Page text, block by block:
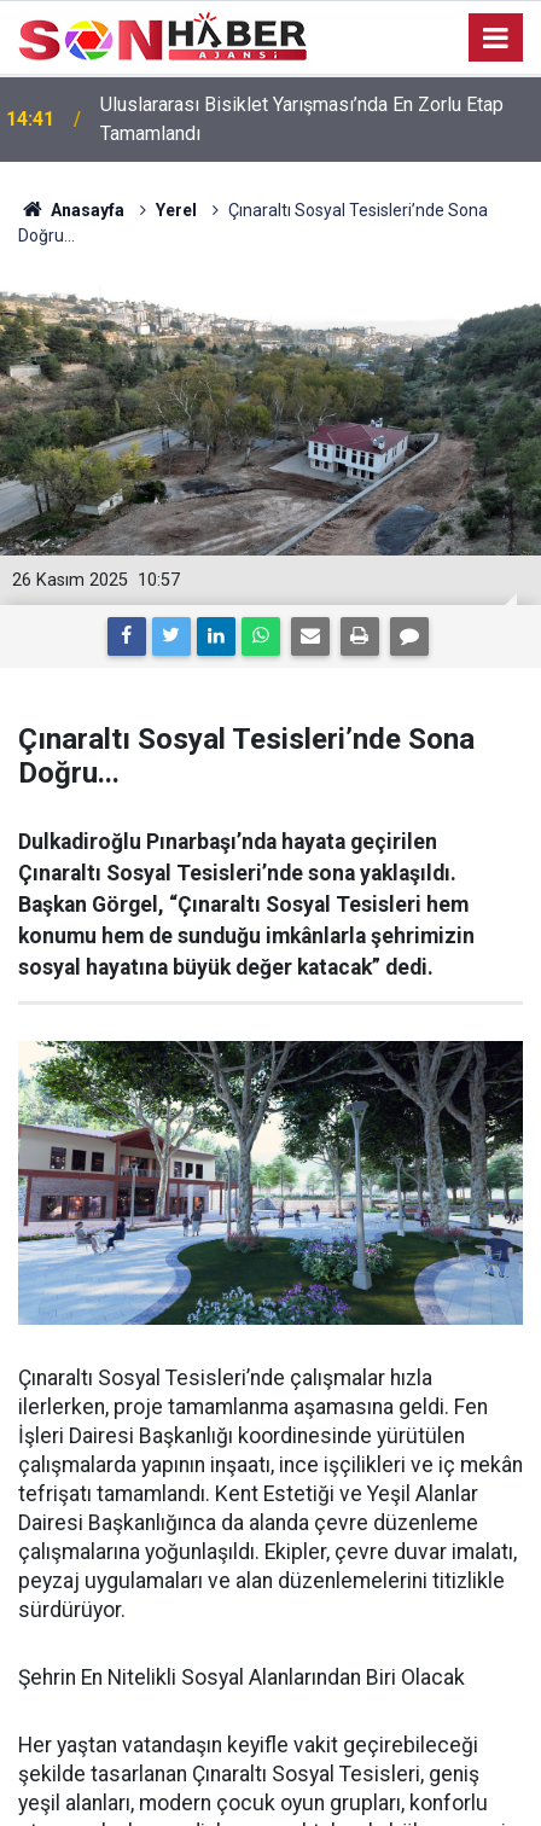
14:41
Uluslararası Bisiklet Yarışması’nda En Zorlu Etap
Tamamlandı
Anasayfa Yerel
Çınaraltı Sosyal Tesisleri’nde Sona
Doğru...
10:57
26 Kasım 2025
Çınaraltı Sosyal Tesisleri’nde Sona
Doğru...
Dulkadiroğlu Pınarbaşı’nda hayata geçirilen
Çınaraltı Sosyal Tesisleri’nde sona yaklaşıldı.
Başkan Görgel, “Çınaraltı Sosyal Tesisleri hem
konumu hem de sunduğu imkânlarla şehrimizin
sosyal hayatına büyük değer katacak” dedi.
Çınaraltı Sosyal Tesisleri’nde çalışmalar hızla
ilerlerken, proje tamamlanma aşamasına geldi. Fen
İşleri Dairesi Başkanlığı koordinesinde yürütülen
çalışmalarda yapının inşaatı, ince işçilikleri ve iç mekân
tefrişatı tamamlandı. Kent Estetiği ve Yeşil Alanlar
Dairesi Başkanlığınca da alanda çevre düzenleme
çalışmalarına yoğunlaşıldı. Ekipler, çevre duvar imalatı,
peyzaj uygulamaları ve alan düzenlemelerini titizlikle
sürdürüyor.
Şehrin En Nitelikli Sosyal Alanlarından Biri Olacak
Her yaştan vatandaşın keyifle vakit geçirebileceği
şekilde tasarlanan Çınaraltı Sosyal Tesisleri, geniş
yeşil alanları, modern çocuk oyun grupları, konforlu